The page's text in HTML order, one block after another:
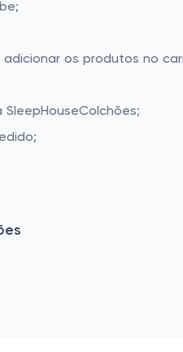
os produtos no